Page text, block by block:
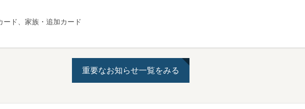
ード、家族・追加カード
重要なお知らせ一覧をみる